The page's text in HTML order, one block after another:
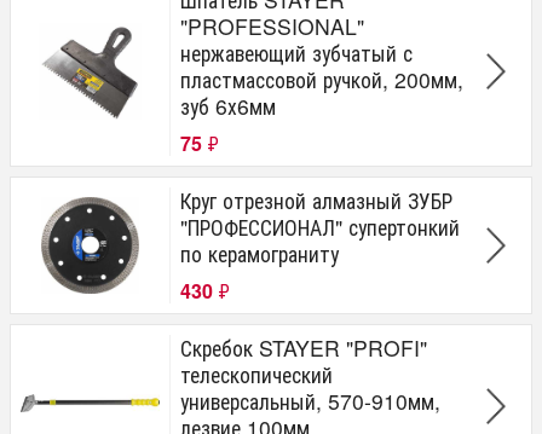
"PROFESSIONAL"
нержавеющий зубчатый с
пластмассовой ручкой, 200мм,
зуб 6х6мм
75 ₽
Круг отрезной алмазный ЗУБР
"ПРОФЕССИОНАЛ" супертонкий
по керамограниту
430 ₽
Скребок STAYER "PROFI"
телескопический
универсальный, 570-910мм,
лезвие 100мм